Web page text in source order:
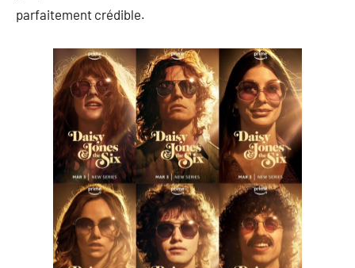
parfaitement crédible.